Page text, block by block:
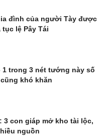
đình của người Tày được
lệ Pây Tái
1 trong 3 nét tướng này số
khó khăn
3 con giáp mở kho tài lộc,
nguồn